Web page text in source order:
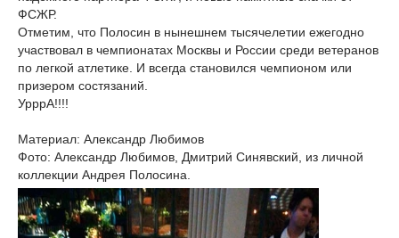
ФСЖР.
Отметим, что Полосин в нынешнем тысячелетии ежегодно
участвовал в чемпионатах Москвы и России среди ветеранов
по легкой атлетике. И всегда становился чемпионом или
призером состязаний.
УрррА!!!!
Материал: Александр Любимов
Фото: Александр Любимов, Дмитрий Синявский, из личной
коллекции Андрея Полосина.